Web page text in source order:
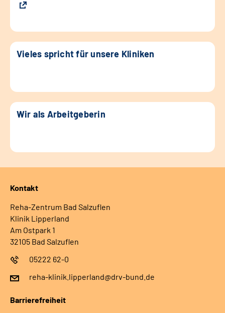
Vieles spricht für unsere Kliniken
Wir als Arbeitgeberin
Kontakt
Reha-Zentrum Bad Salzuflen
Klinik Lipperland
Am Ostpark 1
32105 Bad Salzuflen
05222 62-0
reha-klinik.lipperland@drv-bund.de
Barrierefreiheit